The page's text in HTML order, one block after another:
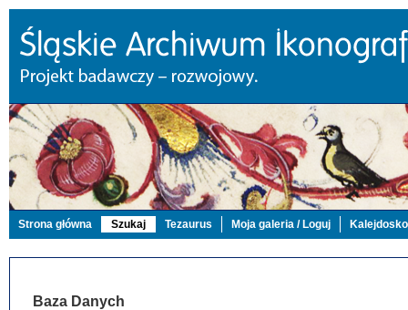
Strona główna Szukaj Tezaurus Moja galeria / Loguj
Baza Danych